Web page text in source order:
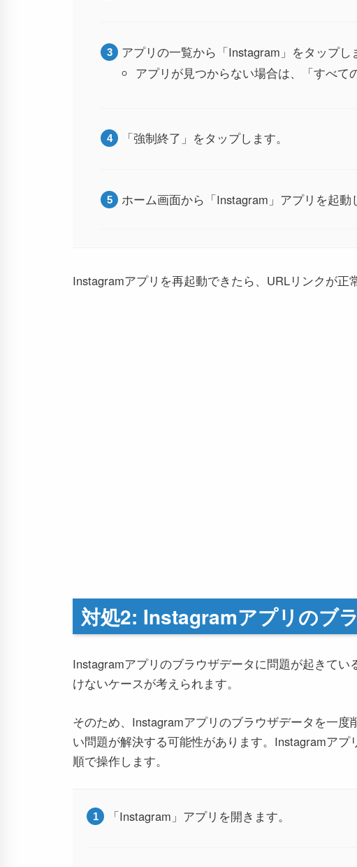
アプリの一覧から「Instagram」をタップし
アプリが見つからない場合は、「すべて
「強制終了」をタップします。
ホーム画面から「Instagram」アプリを起動
Instagramアプリを再起動できたら、URLリンクが正
対処2: Instagramアプリのブ
Instagramアプリのブラウザデータに問題が起きて
けないケースが考えられます。
そのため、Instagramアプリのブラウザデータを一
い問題が解決する可能性があります。Instagramア
順で操作します。
「Instagram」アプリを開きます。